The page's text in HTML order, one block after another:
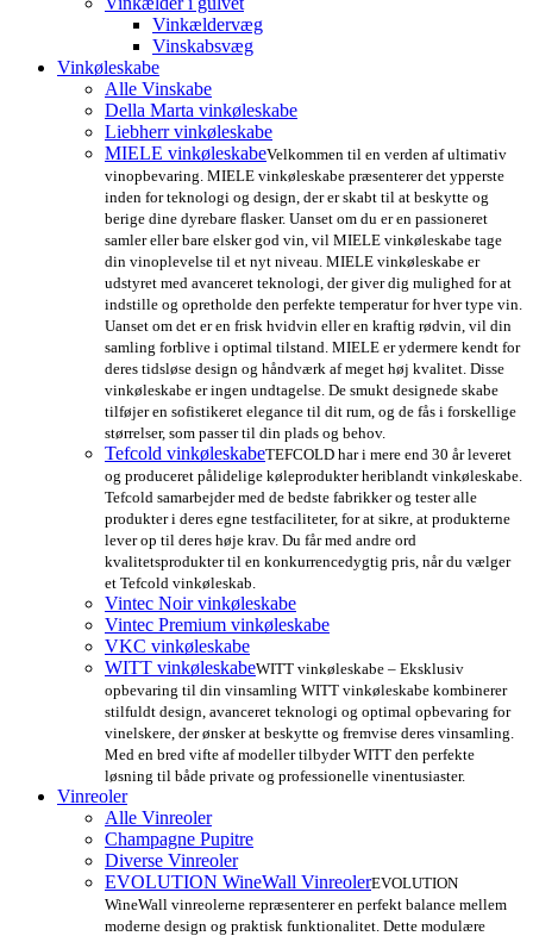
Vinkældervæg
Vinskabsvæg
Vinkøleskabe
Alle Vinskabe
Della Marta vinkøleskabe
Liebherr vinkøleskabe
MIELE vinkøleskabeVelkommen til en verden af ultimativ
vinopbevaring. MIELE vinkøleskabe præsenterer det ypperste
inden for teknologi og design, der er skabt til at beskytte og
berige dine dyrebare flasker. Uanset om du er en passioneret
samler eller bare elsker god vin, vil MIELE vinkøleskabe tage
din vinoplevelse til et nyt niveau. MIELE vinkøleskabe er
udstyret med avanceret teknologi, der giver dig mulighed for at
indstille og opretholde den perfekte temperatur for hver type vin.
Uanset om det er en frisk hvidvin eller en kraftig rødvin, vil din
samling forblive i optimal tilstand. MIELE er ydermere kendt for
deres tidsløse design og håndværk af meget høj kvalitet. Disse
vinkøleskabe er ingen undtagelse. De smukt designede skabe
tilføjer en sofistikeret elegance til dit rum, og de fås i forskellige
størrelser, som passer til din plads og behov.
Tefcold vinkøleskabeTEFCOLD har i mere end 30 år leveret
og produceret pålidelige køleprodukter heriblandt vinkøleskabe.
Tefcold samarbejder med de bedste fabrikker og tester alle
produkter i deres egne testfaciliteter, for at sikre, at produkterne
lever op til deres høje krav. Du får med andre ord
kvalitetsprodukter til en konkurrencedygtig pris, når du vælger
et Tefcold vinkøleskab.
Vintec Noir vinkøleskabe
Vintec Premium vinkøleskabe
VKC vinkøleskabe
WITT vinkøleskabeWITT vinkøleskabe – Eksklusiv
opbevaring til din vinsamling WITT vinkøleskabe kombinerer
stilfuldt design, avanceret teknologi og optimal opbevaring for
vinelskere, der ønsker at beskytte og fremvise deres vinsamling.
Med en bred vifte af modeller tilbyder WITT den perfekte
løsning til både private og professionelle vinentusiaster.
Vinreoler
Alle Vinreoler
Champagne Pupitre
Diverse Vinreoler
EVOLUTION WineWall VinreolerEVOLUTION
WineWall vinreolerne repræsenterer en perfekt balance mellem
moderne design og praktisk funktionalitet. Dette modulære